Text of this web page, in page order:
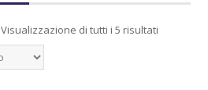
Visualizzazione di tutti i 5 risultati